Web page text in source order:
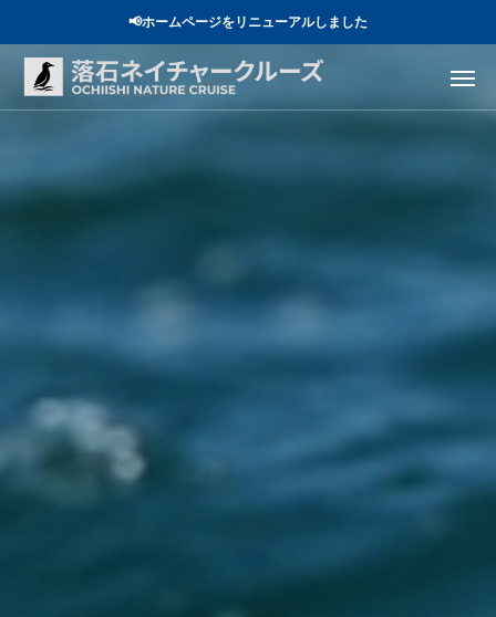
📢ホームページをリニューアルしました